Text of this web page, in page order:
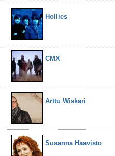
Hollies
CMX
Arttu Wiskari
Susanna Haavisto